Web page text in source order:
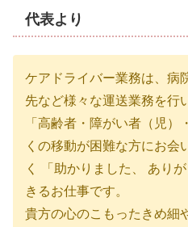
代表より
ケアドライバー業務は、病
先など様々な運送業務を行
「高齢者・障がい者（児
くの移動が困難な方にお会
く 「助かりました、 あり
きるお仕事です。
貴方の心のこもったきめ細